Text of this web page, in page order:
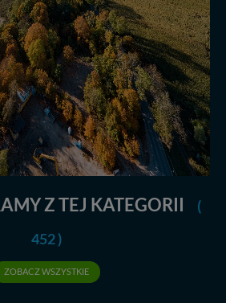
Z TEJ KATEGORII
(
452 )
ZOBACZ WSZYSTKIE